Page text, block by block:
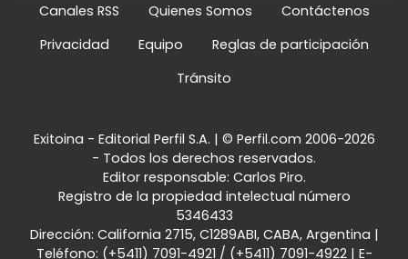
Canales RSS Quienes Somos
Contáctenos
Privacidad
Equipo
Reglas de participación
Tránsito
Exitoina - Editorial Perfil S.A. | © Perfil.com 2006-2026
- Todos los derechos reservados.
Editor responsable: Carlos Piro.
Registro de la propiedad intelectual número
5346433
Dirección: California 2715, C1289ABI, CABA, Argentina |
Teléfono: (+5411) 7091-4921 / (+5411) 7091-4922| E-